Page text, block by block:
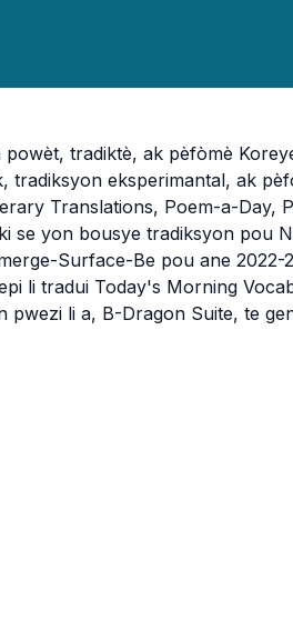
powèt, tradiktè, ak pèfòmè
tradiksyon eksperimantal, ak
Translations, Poem-a-Day,
se yon bousye tradiksyon pou
Surface-Be pou ane
li tradui Today's Morning
pwezi li a, B-Dragon Suite, te